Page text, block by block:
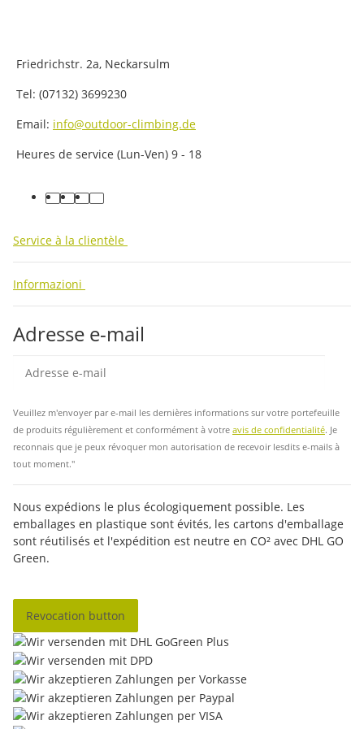
Friedrichstr. 2a, Neckarsulm
Tel: (07132) 3699230
Email: info@outdoor-climbing.de
Heures de service (Lun-Ven) 9 - 18
facebook
youtube
instagram
tiktok
Service à la clientèle
Informazioni
Adresse e-mail
Veuillez m'envoyer par e-mail les dernières informations sur votre portefeuille
de produits régulièrement et conformément à votre avis de confidentialité. Je
reconnais que je peux révoquer mon autorisation de recevoir lesdits e-mails à
tout moment."
Nous expédions le plus écologiquement possible. Les
emballages en plastique sont évités, les cartons d'emballage
sont réutilisés et l'expédition est neutre en CO² avec DHL GO
Green.
Revocation button